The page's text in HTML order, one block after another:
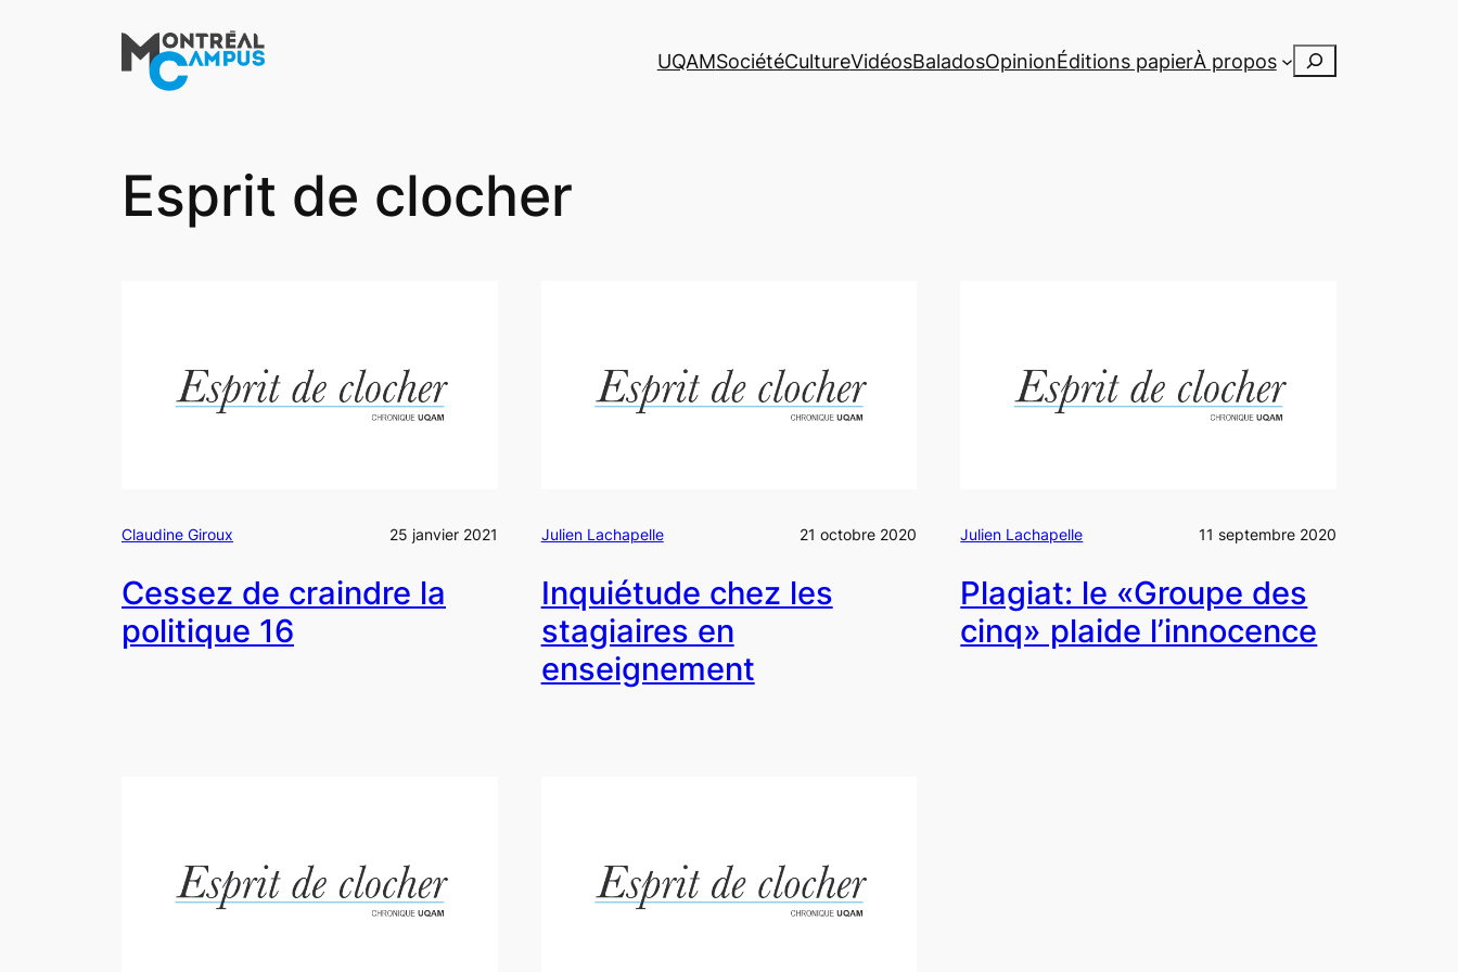
UQAMSociétéCultureVidéosBaladosOpinionÉditions papierÀ propos Rechercher
Esprit de clocher
Claudine Giroux 25 janvier 2021
Cessez de craindre la
politique 16
Julien Lachapelle 21 octobre 2020
Inquiétude chez les
stagiaires en
enseignement
Julien Lachapelle 11 septembre 2020
Plagiat: le «Groupe des
cinq» plaide l’innocence